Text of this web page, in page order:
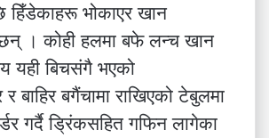
हिँडेकाहरू भोकाएर खान
। कोही हलमा बफे लन्च खान
यही बिचसंगै भएको
र बाहिर बगैंचामा राखिएको टेबुलमा
गर्दै ड्रिंकसहित गफिन लागेका